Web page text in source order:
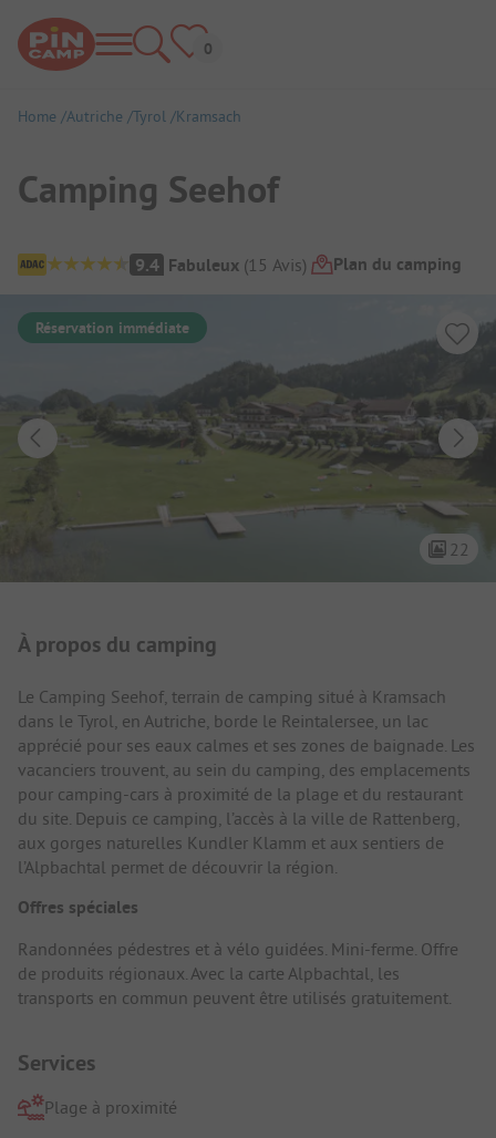
Home Autriche Tyrol Kramsach
Camping Seehof
Aperçu du camping
9.4 Fabuleux (15 Avis) Plan du camping
Réservation immédiate
22
Présentation du camping
À propos du camping
Le Camping Seehof, terrain de camping situé à Kramsach
dans le Tyrol, en Autriche, borde le Reintalersee, un lac
apprécié pour ses eaux calmes et ses zones de baignade. Les
vacanciers trouvent, au sein du camping, des emplacements
pour camping-cars à proximité de la plage et du restaurant
du site. Depuis ce camping, l’accès à la ville de Rattenberg,
aux gorges naturelles Kundler Klamm et aux sentiers de
l’Alpbachtal permet de découvrir la région.
Offres spéciales
Randonnées pédestres et à vélo guidées. Mini-ferme. Offre
de produits régionaux. Avec la carte Alpbachtal, les
transports en commun peuvent être utilisés gratuitement.
Services
Plage à proximité